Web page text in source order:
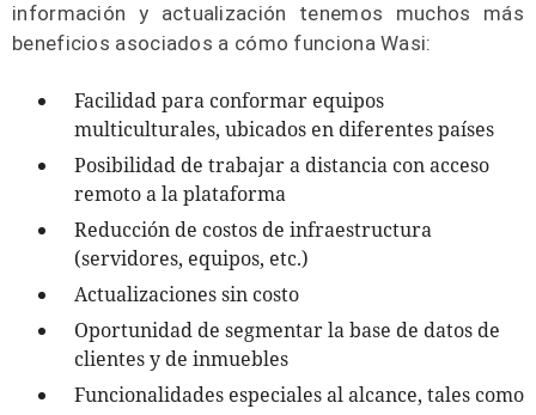
información y actualización tenemos muchos más
beneficios asociados a cómo funciona Wasi:
Facilidad para conformar equipos
multiculturales, ubicados en diferentes países
Posibilidad de trabajar a distancia con acceso
remoto a la plataforma
Reducción de costos de infraestructura
(servidores, equipos, etc.)
Actualizaciones sin costo
Oportunidad de segmentar la base de datos de
clientes y de inmuebles
Funcionalidades especiales al alcance, tales como